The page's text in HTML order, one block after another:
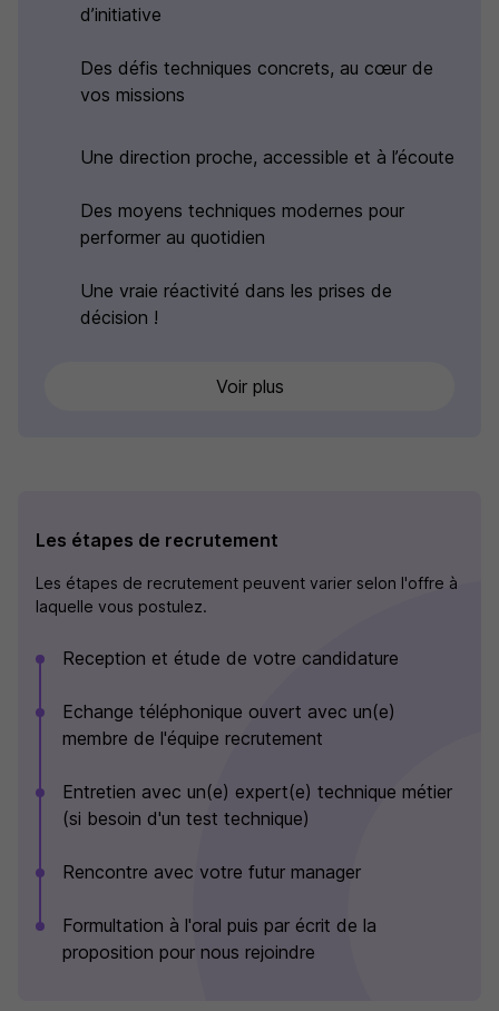
d’initiative
Des défis techniques concrets, au cœur de
vos missions
Une direction proche, accessible et à l’écoute
Des moyens techniques modernes pour
performer au quotidien
Une vraie réactivité dans les prises de
décision !
Voir plus
Les étapes de recrutement
Les étapes de recrutement peuvent varier selon l'offre à
laquelle vous postulez.
Reception et étude de votre candidature
Echange téléphonique ouvert avec un(e)
membre de l'équipe recrutement
Entretien avec un(e) expert(e) technique métier
(si besoin d'un test technique)
Rencontre avec votre futur manager
Formultation à l'oral puis par écrit de la
proposition pour nous rejoindre